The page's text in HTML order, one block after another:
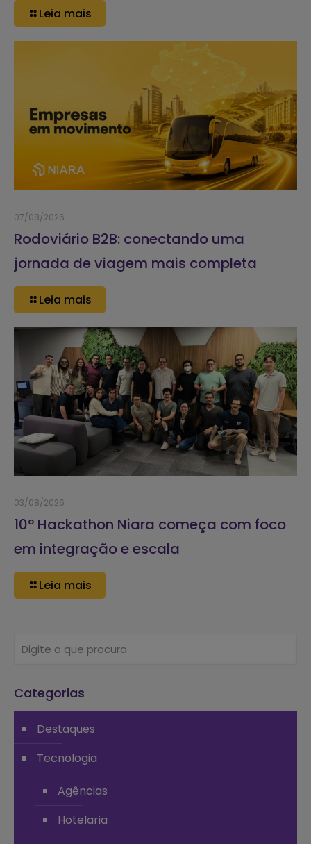
Leia mais
07/08/2026
Rodoviário B2B: conectando uma
jornada de viagem mais completa
Leia mais
03/08/2026
10º Hackathon Niara começa com foco
em integração e escala
Leia mais
Categorias
Destaques
Tecnologia
Agências
Hotelaria